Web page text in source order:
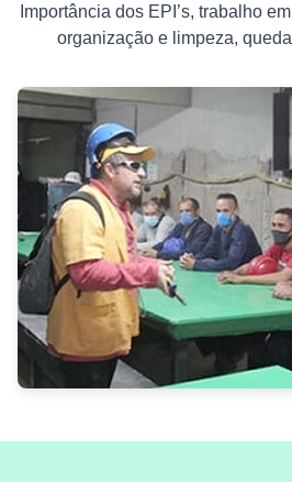
Importância dos EPI’s, trabalho
organização e limpeza,